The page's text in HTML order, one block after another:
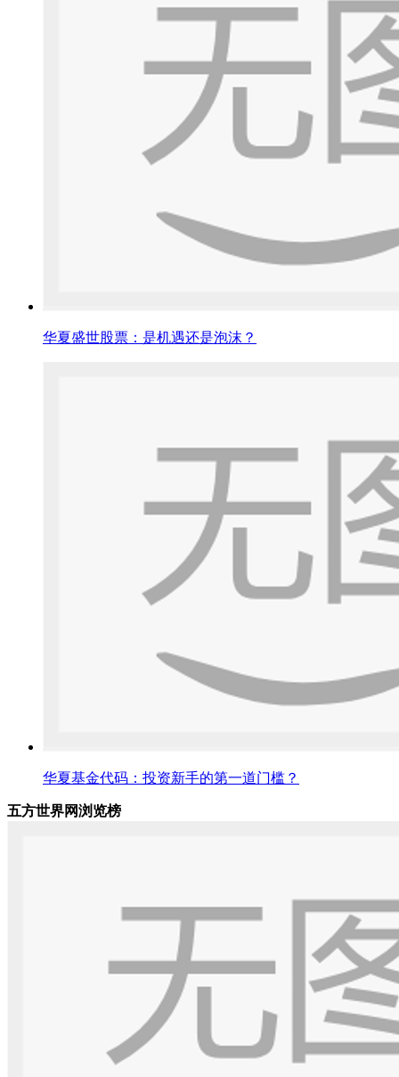
华夏盛世股票：是机遇还是泡沫？
华夏基金代码：投资新手的第一道门槛？
五方世界网浏览榜